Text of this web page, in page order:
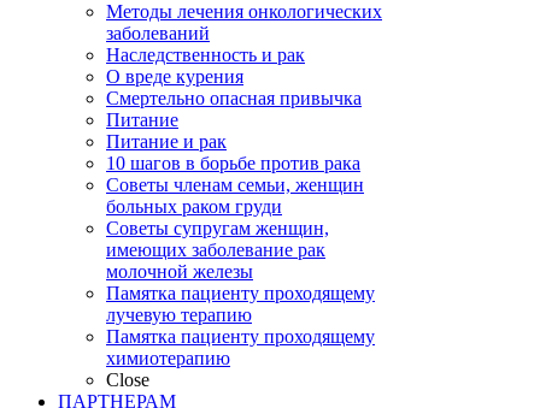
Методы лечения онкологических
заболеваний
Наследственность и рак
О вреде курения
Смертельно опасная привычка
Питание
Питание и рак
10 шагов в борьбе против рака
Советы членам семьи, женщин
больных раком груди
Советы супругам женщин,
имеющих заболевание рак
молочной железы
Памятка пациенту проходящему
лучевую терапию
Памятка пациенту проходящему
химиотерапию
Close
ПАРТНЕРАМ